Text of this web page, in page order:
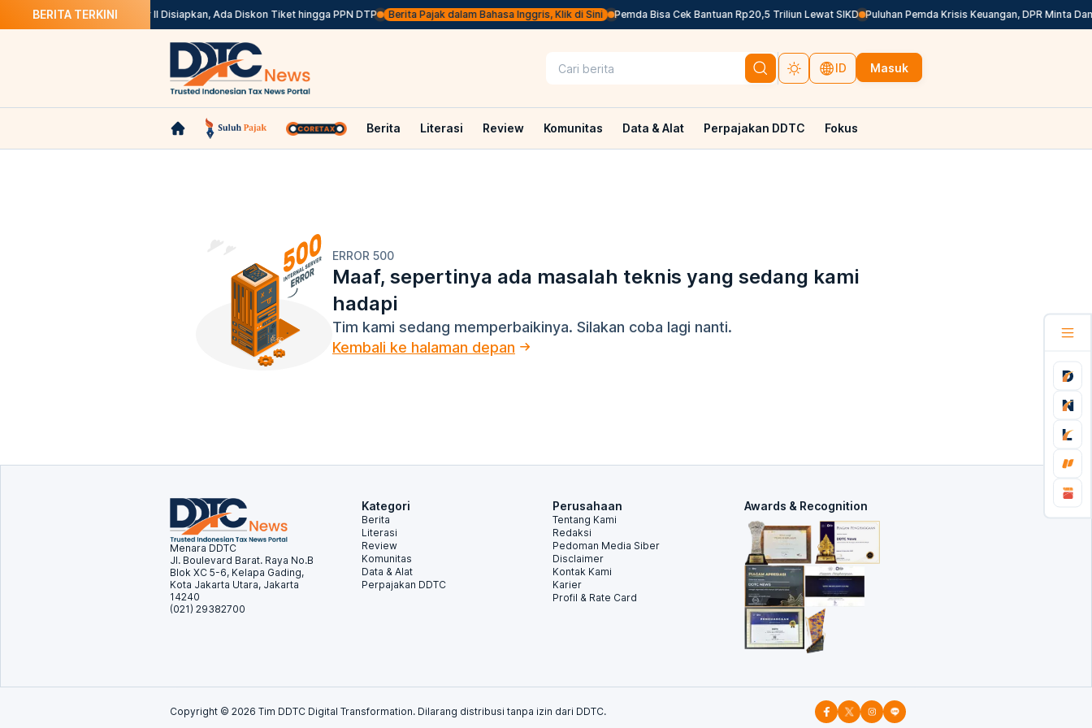
BERITA TERKINI
Agustus Stimulus Semester II Disiapkan, Ada Diskon Tiket hingga PPN DTP Berita Pajak dalam Bahasa Inggris, Klik di Sini Pemda Bisa Cek Bantuan Rp20,5 Triliun Lewat SIKD Puluhan Pemda Krisis Keuangan, DPR Minta
ID Masuk
Berita Literasi Review Komunitas Data & Alat Perpajakan DDTC Fokus
ERROR 500
Maaf, sepertinya ada masalah teknis yang sedang kami
hadapi
Tim kami sedang memperbaikinya. Silakan coba lagi nanti.
Kembali ke halaman depan
Menara DDTC
Jl. Boulevard Barat. Raya No.B
Blok XC 5-6, Kelapa Gading,
Kota Jakarta Utara, Jakarta
14240
(021) 29382700
Kategori
Berita
Literasi
Review
Komunitas
Data & Alat
Perpajakan DDTC
Perusahaan
Tentang Kami
Redaksi
Pedoman Media Siber
Disclaimer
Kontak Kami
Karier
Profil & Rate Card
Awards & Recognition
Copyright © 2026 Tim DDTC Digital Transformation. Dilarang distribusi tanpa izin dari DDTC.